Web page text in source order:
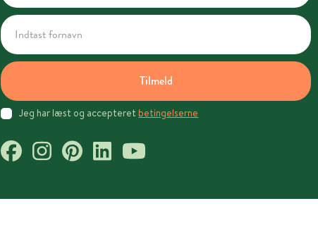
Tilmeld
Jeg har læst og accepteret betingelserne